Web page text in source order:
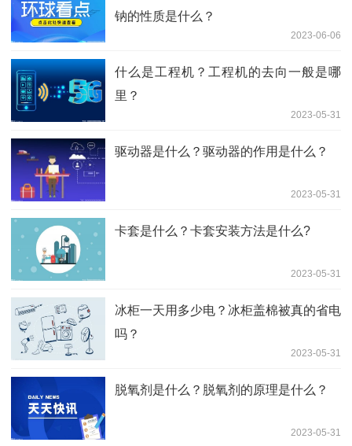
钠的性质是什么？
2023-06-06
什么是工程机？工程机的去向一般是哪
里？
2023-05-31
驱动器是什么？驱动器的作用是什么？
2023-05-31
卡套是什么？卡套安装方法是什么?
2023-05-31
冰柜一天用多少电？冰柜盖棉被真的省电
吗？
2023-05-31
脱氧剂是什么？脱氧剂的原理是什么？
2023-05-31